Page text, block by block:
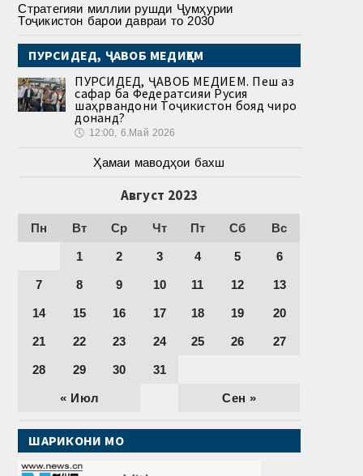
Стратегияи миллии рушди Ҷумҳурии
Тоҷикистон барои давраи то 2030
ПУРСИДЕД, ҶАВОБ МЕДИҲЕМ
ПУРСИДЕД, ҶАВОБ МЕДИҲЕМ. Пеш аз
сафар ба Федератсияи Русия
шаҳрвандони Тоҷикистон бояд чиро
донанд?
🕔 12:00, 6.Май 2026
Ҳамаи маводҳои бахш
Август 2023
Пн Вт Ср Чт Пт Сб Вс
« Июл Сен »
1 2 3 4 5 6
7 8 9 10 11 12 13
14 15 16 17 18 19 20
21 22 23 24 25 26 27
28 29 30 31
ШАРИКОНИ МО